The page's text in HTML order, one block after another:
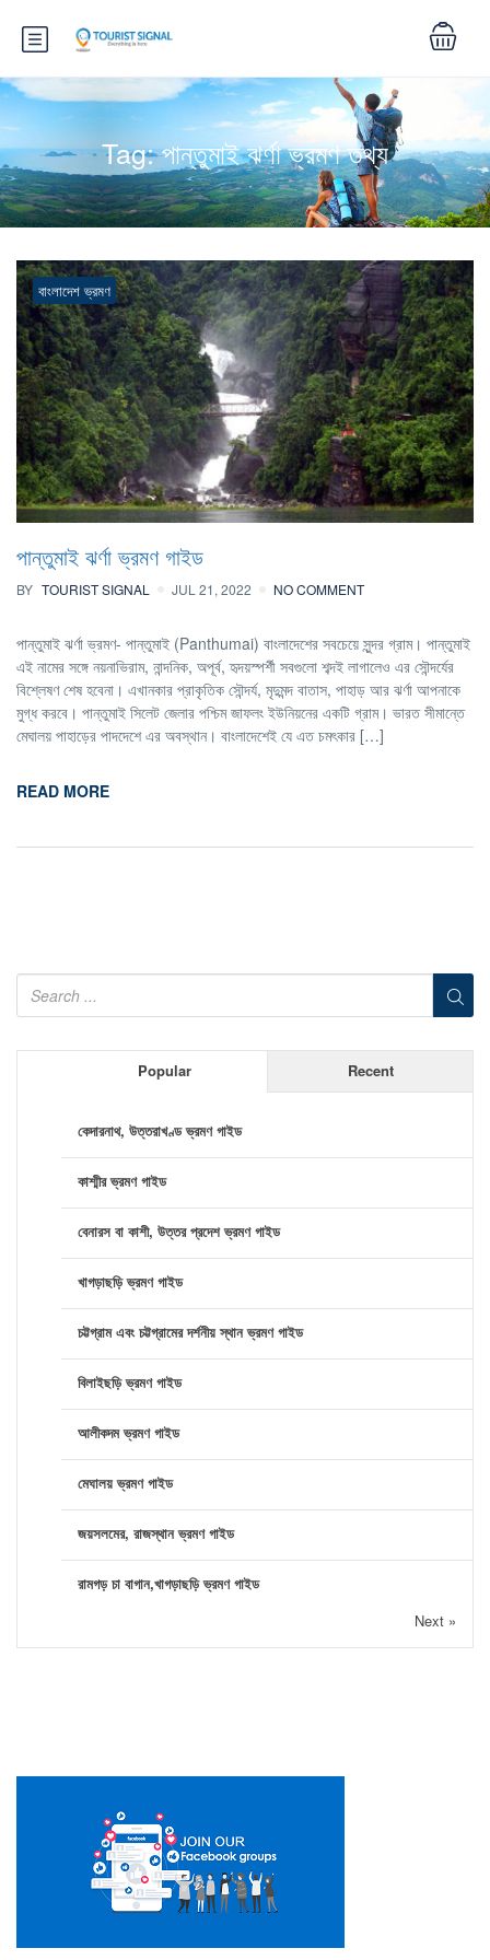
Tag:পান্তুমাই ঝর্ণা ভ্রমণ তথ্য
বাংলাদেশ ভ্রমণ
পান্তুমাই ঝর্ণা ভ্রমণ গাইড
BY TOURIST SIGNAL JUL 21, 2022 NO COMMENT
পান্তুমাই ঝর্ণা ভ্রমণ- পান্তুমাই (Panthumai) বাংলাদেশের সবচেয়ে সুন্দর গ্রাম। পান্তুমাই
এই নামের সঙ্গে নয়নাভিরাম, নান্দনিক, অপূর্ব, হৃদয়স্পর্শী সবগুলো শব্দই লাগালেও এর সৌন্দর্যের
বিশ্লেষণ শেষ হবেনা। এখানকার প্রাকৃতিক সৌন্দর্য, মৃদুমন্দ বাতাস, পাহাড় আর ঝর্ণা আপনাকে
মুগ্ধ করবে। পান্তুমাই সিলেট জেলার পশ্চিম জাফলং ইউনিয়নের একটি গ্রাম। ভারত সীমান্তে
মেঘালয় পাহাড়ের পাদদেশে এর অবস্থান। বাংলাদেশেই যে এত চমৎকার […]
READ MORE
Popular Recent
কেদারনাথ, উত্তরাখণ্ড ভ্রমণ গাইড
কাশ্মীর ভ্রমণ গাইড
বেনারস বা কাশী, উত্তর প্রদেশ ভ্রমণ গাইড
খাগড়াছড়ি ভ্রমণ গাইড
চট্টগ্রাম এবং চট্টগ্রামের দর্শনীয় স্থান ভ্রমণ গাইড
বিলাইছড়ি ভ্রমণ গাইড
আলীকদম ভ্রমণ গাইড
মেঘালয় ভ্রমণ গাইড
জয়সলমের, রাজস্থান ভ্রমণ গাইড
রামগড় চা বাগান,খাগড়াছড়ি ভ্রমণ গাইড
Next »